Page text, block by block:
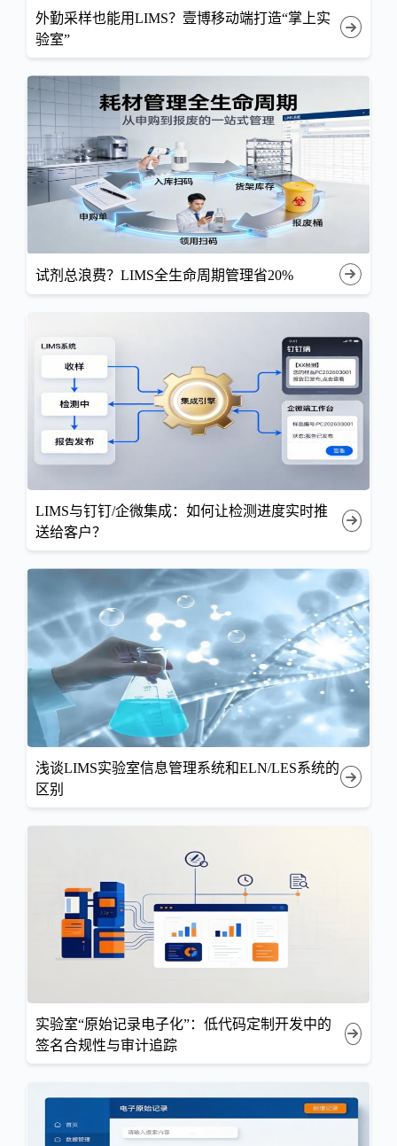
外勤采样也能用LIMS？壹博移动端打造“掌上实
验室”
试剂总浪费？LIMS全生命周期管理省20%
LIMS与钉钉/企微集成：如何让检测进度实时推
送给客户？
浅谈LIMS实验室信息管理系统和ELN/LES系统的
区别
实验室“原始记录电子化”：低代码定制开发中的
签名合规性与审计追踪